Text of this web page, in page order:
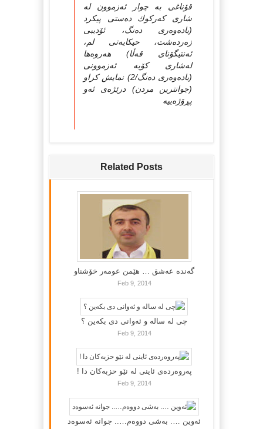
قۆناغى بە چوار ئەزموون لە
شارى كەركوك دەستى پیكرد
(یادەوەرى دەنگ، ئۆدیبى
زەردەشت، حیكایەتى لم،
ئەنتیگۆناى قەڵا) هەروەها
لەشارى كۆیە ئەزموونى
(یادەوەرى دەنگ/2) نمایش كراو
(جوانترین مردن) درێژەى ئەو
پڕۆژەییە
Related Posts
گه‌نده‌ عه‌شق … هێمن عومه‌ر خۆشناو
Feb 9, 2014
چی لە سالە و ئەوانی دی بكەین ؟
Feb 9, 2014
پەروەردەی ئاینی لە نێو حزبەکان دا !
Feb 9, 2014
ئەوین …. بەشی دووەم….. جوانە ئەسوەد